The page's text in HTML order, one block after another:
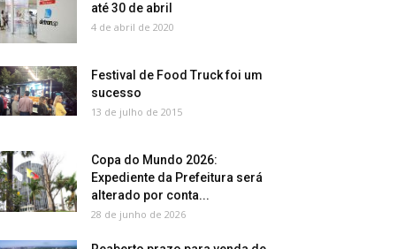
até 30 de abril
4 de abril de 2020
Festival de Food Truck foi um
sucesso
13 de julho de 2015
Copa do Mundo 2026:
Expediente da Prefeitura será
alterado por conta...
28 de junho de 2026